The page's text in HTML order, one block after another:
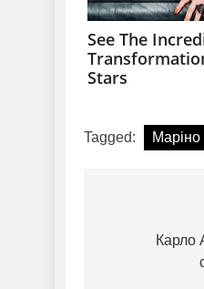
Tagged:
записів
Карло